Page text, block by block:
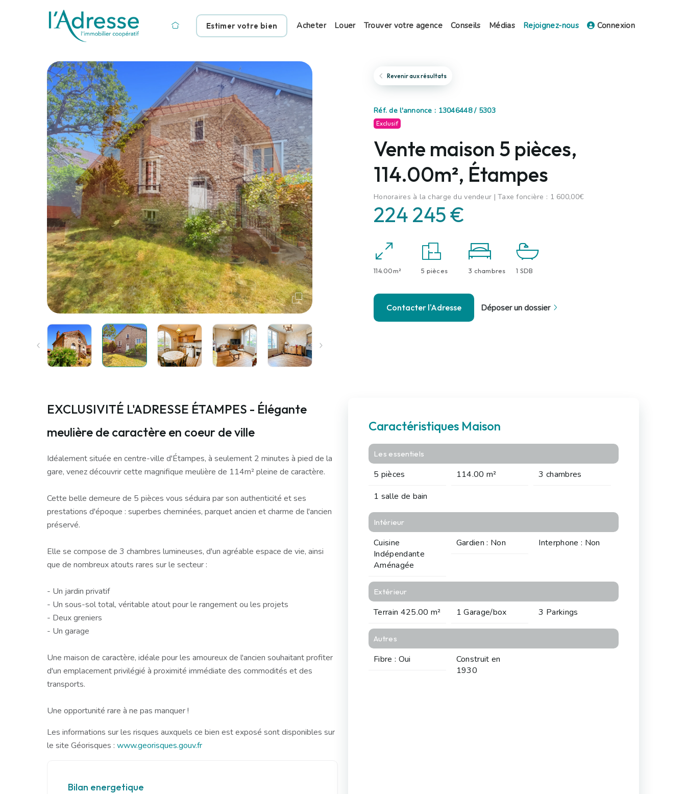
Estimer votre bien Acheter Louer Trouver votre agence Conseils Médias Rejoignez-nous Connexion
Revenir aux résultats
Réf. de l'annonce : 13046448 / 5303
Exclusif
Vente maison 5 pièces,
114.00m², Étampes
Honoraires à la charge du vendeur | Taxe foncière : 1 600,00€
224 245 €
114.00m² 5 pièces 3 chambres 1 SDB
Contacter l'Adresse Déposer un dossier
EXCLUSIVITÉ L'ADRESSE ÉTAMPES - Élégante
meulière de caractère en coeur de ville
Idéalement située en centre-ville d'Étampes, à seulement 2 minutes à pied de la
gare, venez découvrir cette magnifique meulière de 114m² pleine de caractère.
Cette belle demeure de 5 pièces vous séduira par son authenticité et ses
prestations d'époque : superbes cheminées, parquet ancien et charme de l'ancien
préservé.
Elle se compose de 3 chambres lumineuses, d'un agréable espace de vie, ainsi
que de nombreux atouts rares sur le secteur :
- Un jardin privatif
- Un sous-sol total, véritable atout pour le rangement ou les projets
- Deux greniers
- Un garage
Une maison de caractère, idéale pour les amoureux de l'ancien souhaitant profiter
d'un emplacement privilégié à proximité immédiate des commodités et des
transports.
Une opportunité rare à ne pas manquer !
Les informations sur les risques auxquels ce bien est exposé sont disponibles sur
le site Géorisques : www.georisques.gouv.fr
Bilan energetique
Caractéristiques Maison
Les essentiels
5 pièces 114.00 m²
3 chambres
1 salle de bain
Intérieur
Cuisine
Indépendante
Aménagée
Gardien : Non Interphone : Non
Extérieur
Terrain 425.00 m² 1 Garage/box 3 Parkings
Autres
Fibre : Oui
Construit en
1930